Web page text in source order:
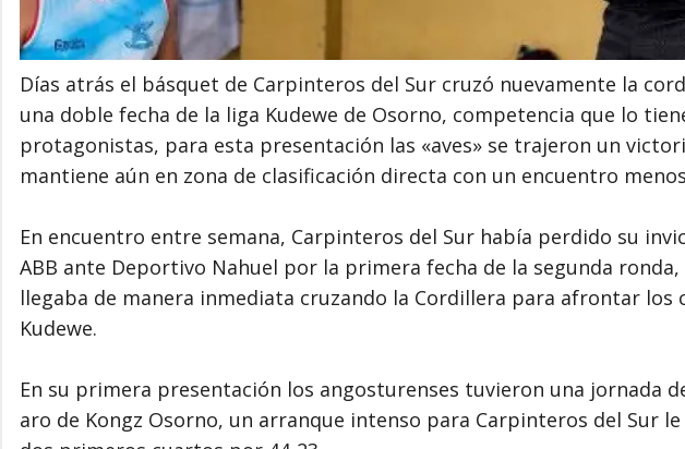
Días atrás el básquet de Carpinteros del Sur cruzó nuevamente la
una doble fecha de la liga Kudewe de Osorno, competencia que lo
protagonistas, para esta presentación las «aves» se trajeron un
mantiene aún en zona de clasificación directa con un encuentro
En encuentro entre semana, Carpinteros del Sur había perdido su
ABB ante Deportivo Nahuel por la primera fecha de la segunda
llegaba de manera inmediata cruzando la Cordillera para afrontar los
Kudewe.
En su primera presentación los angosturenses tuvieron una jornada
aro de Kongz Osorno, un arranque intenso para Carpinteros del Sur